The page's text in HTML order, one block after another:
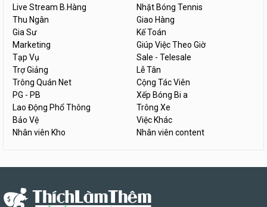
Live Stream B.Hàng
Nhặt Bóng Tennis
Thu Ngân
Giao Hàng
Gia Sư
Kế Toán
Marketing
Giúp Việc Theo Giờ
Tạp Vụ
Sale - Telesale
Trợ Giảng
Lễ Tân
Trông Quán Net
Cộng Tác Viên
PG - PB
Xếp Bóng Bi a
Lao Động Phổ Thông
Trông Xe
Bảo Vệ
Việc Khác
Nhân viên Kho
Nhân viên content